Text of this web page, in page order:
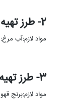
2- طرز تهیه سوپ سیر
مواد لازم:آب مرغ: 4 لیوانسیر: 10حبهکره: 25 گرمپیاز: 1 عددروغن: 1 قاشق غذاخوریآرد: 3 قاشق غذاخوریسرکه: 1 قاشق غذاخوریتخم مرغ: …
3- طرز تهیه سوپ کدو سبز
مواد لازم:برنج قهوه ای: نصف فنجانسیر: 2